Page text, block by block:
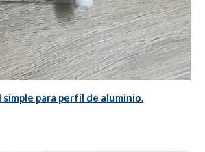
simple para perfil de aluminio.